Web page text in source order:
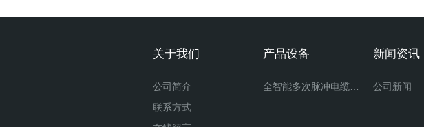
关于我们
公司简介
联系方式
产品设备 新闻资讯
公司新闻